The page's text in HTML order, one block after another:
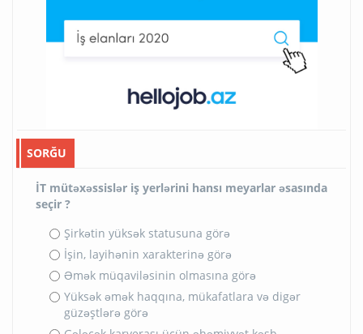
SORĞU
İT mütəxəssislər iş yerlərini hansı meyarlar əsasında
seçir ?
Şirkətin yüksək statusuna görə
İşin, layihənin xarakterinə görə
Əmək müqaviləsinin olmasına görə
Yüksək əmək haqqına, mükafatlara və digər
güzəştlərə görə